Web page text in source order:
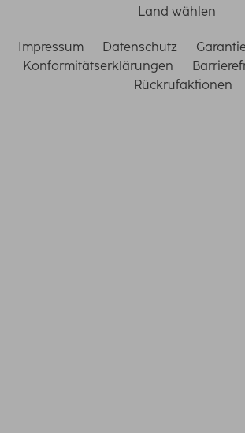
Land wählen
Impressum Datenschutz
Konformitätserklärungen
Rückrufaktionen